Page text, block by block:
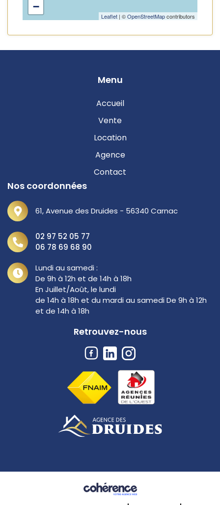
−
Leaflet | ©OpenStreetMapcontributors
Menu
Accueil
Vente
Location
Agence
Contact
Nos coordonnées
61, Avenue des Druides - 56340 Carnac
02 97 52 05 77
06 78 69 68 90
Lundi au samedi :
De 9h à 12h et de 14h à 18h
En Juillet/Août, le lundi
de 14h à 18h et du mardi au samedi De 9h à 12h
et de 14h à 18h
Retrouvez-nous